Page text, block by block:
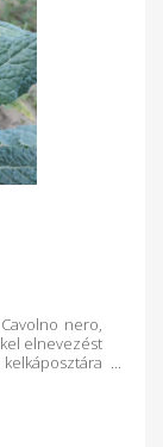
nero,
elnevezést
zsiradékon,
és párolt